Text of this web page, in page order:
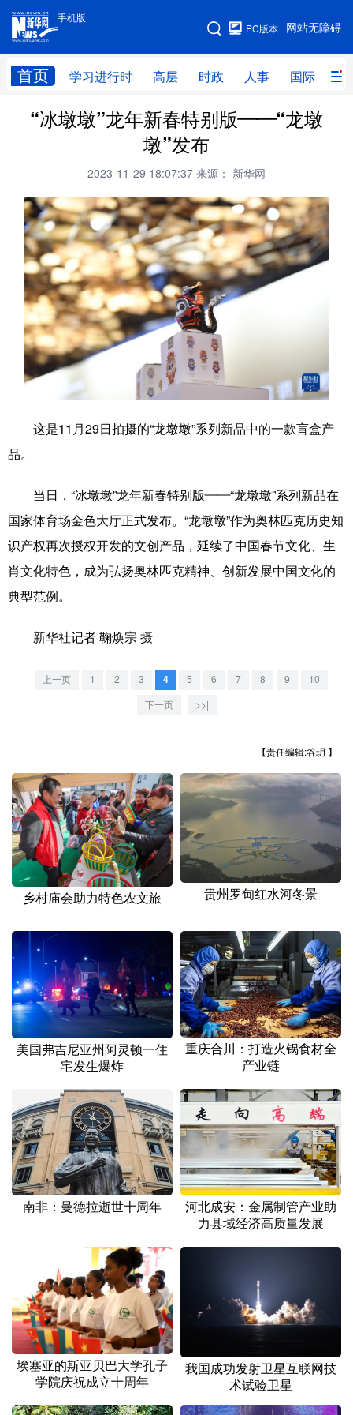
手机版
网站无障碍
PC版本
首页 学习进行时 高层 时政 人事 国际 财
手机版
网站地图
学习进行时 高层 时政 人事
财经
科技 科创 量子 体育
文化 书画 健康 军事
访谈 视频 图片
法律 中央文件 金融
食品 信息化
学术中国 乡村振兴 银龄 溯源中国
文化产业
地方频道
辽宁 吉林
浙江 安徽 福建 江西
湖北
四川 贵州 云南 西藏
陕西 甘肃 青海 宁夏
新疆 内蒙古 黑龙江
多语种频道
English Français عربى
Русский язык 日本語 한국어
Deutsch Português
“冰墩墩”龙年新春特别版——“龙墩
墩”发布
2023-11-29 18:07:37 来源： 新华网
这是11月29日拍摄的“龙墩墩”系列新品中的一款盲盒产
品。
当日，“冰墩墩”龙年新春特别版——“龙墩墩”系列新品在
国家体育场金色大厅正式发布。“龙墩墩”作为奥林匹克历史知
识产权再次授权开发的文创产品，延续了中国春节文化、生
肖文化特色，成为弘扬奥林匹克精神、创新发展中国文化的
典型范例。
新华社记者 鞠焕宗 摄
上一页 1 2 3 4 5 6 7 8 9 10
下一页 >>|
【责任编辑:谷玥 】
乡村庙会助力特色农文旅 贵州罗甸红水河冬景
美国弗吉尼亚州阿灵顿一住
宅发生爆炸
重庆合川：打造火锅食材全
产业链
南非：曼德拉逝世十周年
河北成安：金属制管产业助
力县域经济高质量发展
埃塞亚的斯亚贝巴大学孔子
学院庆祝成立十周年
我国成功发射卫星互联网技
术试验卫星